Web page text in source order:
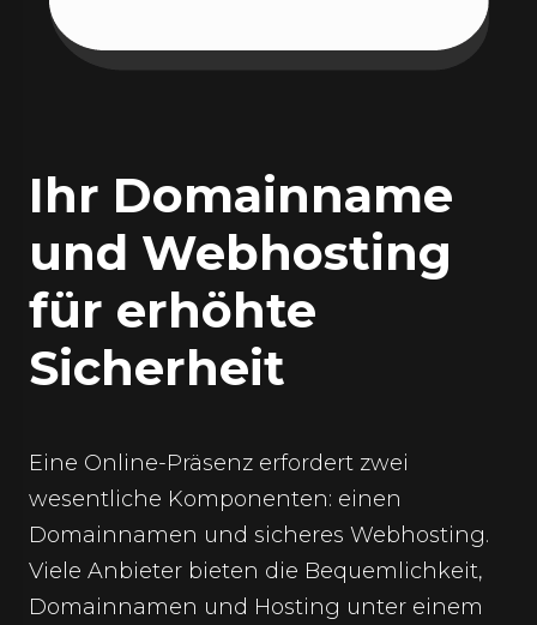
Ihr Domainname
und Webhosting
für erhöhte
Sicherheit
Eine Online-Präsenz erfordert zwei
wesentliche Komponenten: einen
Domainnamen und sicheres Webhosting.
Viele Anbieter bieten die Bequemlichkeit,
Domainnamen und Hosting unter einem